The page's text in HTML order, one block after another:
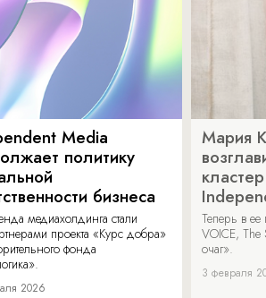
Media
политику
бизнеса
медиахолдинга стали
проекта «Курс добра»
фонда
2026
Мария
Теперь в
VOICE,
очаг».
3 февраля